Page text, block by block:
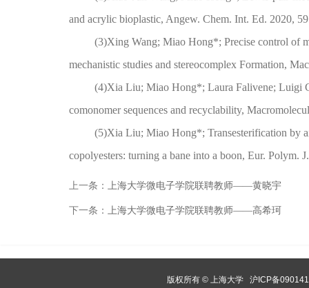
and acrylic bioplastic, Angew. Chem. Int. Ed. 2020,
(3)Xing Wang; Miao Hong*; Precise control of
mechanistic studies and stereocomplex Formation,
(4)Xia Liu; Miao Hong*; Laura Falivene; Luigi
comonomer sequences and recyclability,
(5)Xia Liu; Miao Hong*; Transesterification by
copolyesters: turning a bane into a boon, Eur. Polym.
上一条： 上海大学微电子学院联聘教师——黄晓宇
下一条： 上海大学微电子学院联聘教师——高希珂
版权所有 © 上海大学 沪ICP备